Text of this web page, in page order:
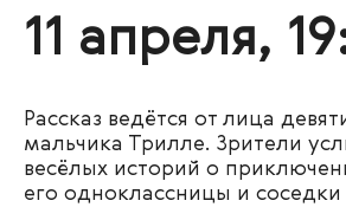
11 апреля,
Рассказ ведётся от лица
мальчика Трилле. Зрители
весёлых историй о
его одноклассницы и